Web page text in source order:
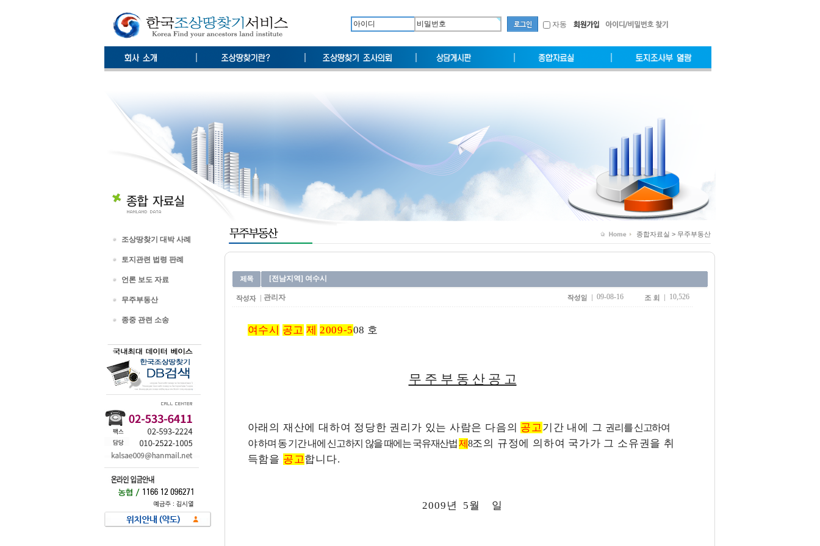
자동
조상땅찾기 대박 사례
토지관련 법령 판례
언론 보도 자료
무주부동산
종중 관련 소송
종합자료실 > 무주부동산
[전남지역] 여수시
관리자 09-08-16 10,526
여수시 공고 제 2009-508 호
무 주 부 동 산 공 고
아래의 재산에 대하여 정당한 권리가 있는 사람은 다음의 공고기간 내에 그 권리를 신고하여
야 하며 동 기간 내에 신고하지 않을 때에는 국유재산법제 8조의 규정에 의하여 국가가 그 소유권을 취
득함을 공고합니다.
2009년 5월 일